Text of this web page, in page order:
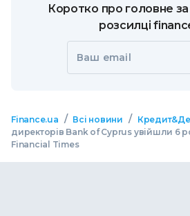
Коротко про головне
розсилці
Ваш email
Finance.ua / Всі новини /
директорів Bank of Cyprus увійшли 6
Financial Times